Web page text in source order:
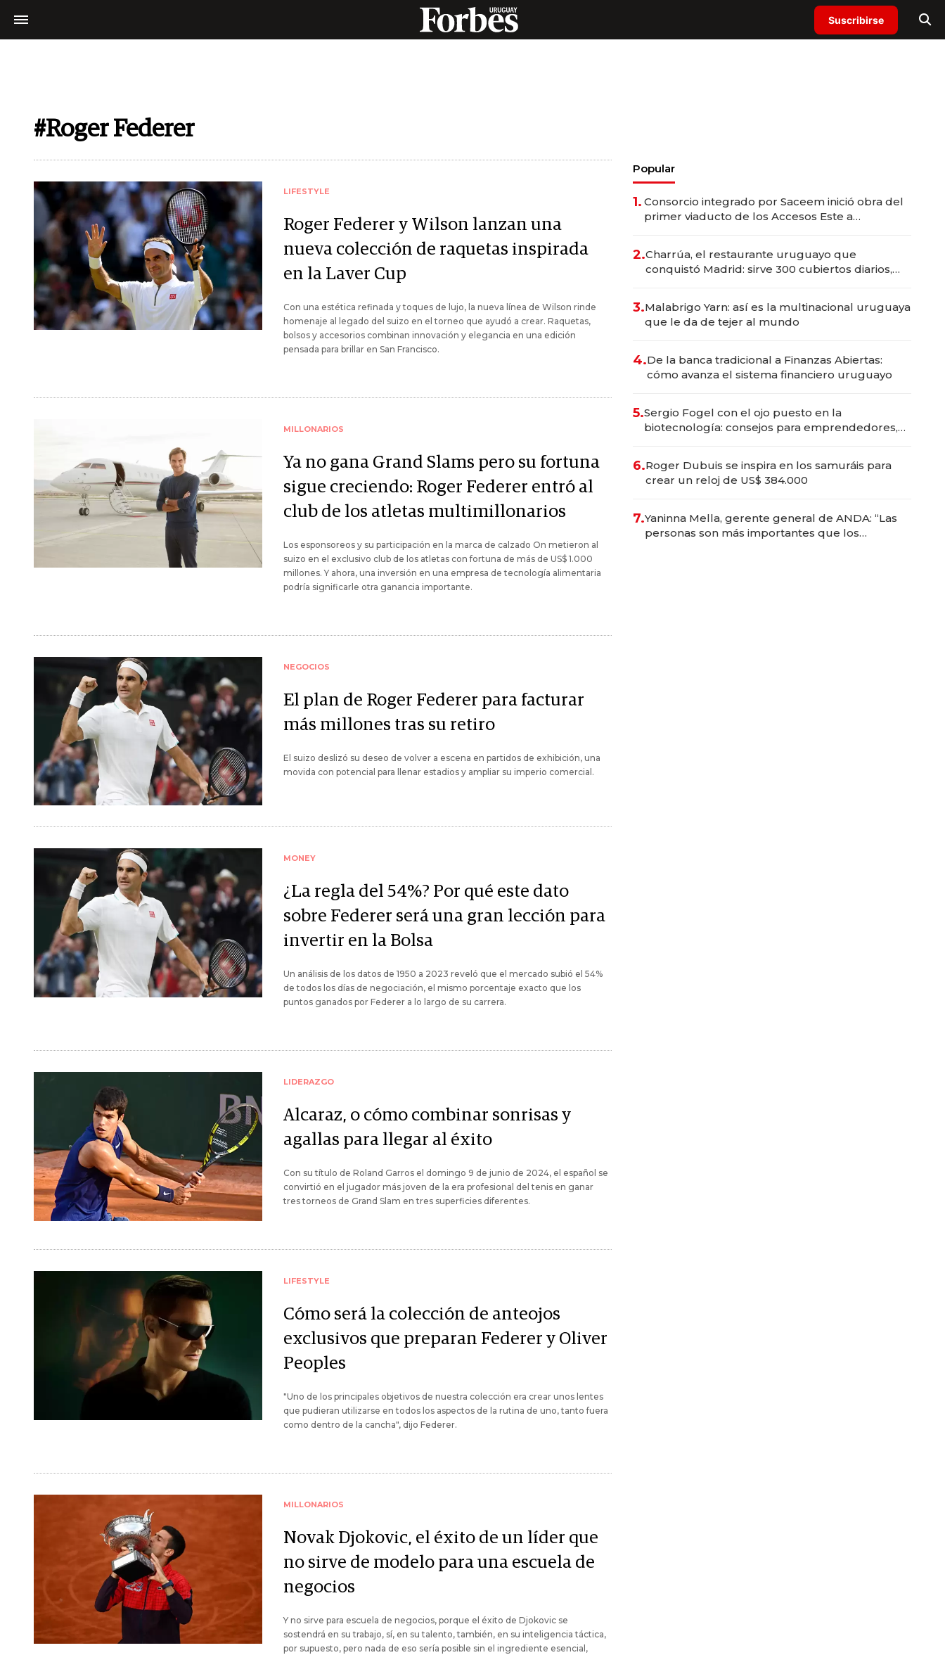
Suscribirse
#Roger Federer
LIFESTYLE
Roger Federer y Wilson lanzan una
nueva colección de raquetas inspirada
en la Laver Cup
Con una estética refinada y toques de lujo, la nueva línea de Wilson rinde
homenaje al legado del suizo en el torneo que ayudó a crear. Raquetas,
bolsos y accesorios combinan innovación y elegancia en una edición
pensada para brillar en San Francisco.
MILLONARIOS
Ya no gana Grand Slams pero su fortuna
sigue creciendo: Roger Federer entró al
club de los atletas multimillonarios
Los esponsoreos y su participación en la marca de calzado On metieron al
suizo en el exclusivo club de los atletas con fortuna de más de US$ 1.000
millones. Y ahora, una inversión en una empresa de tecnología alimentaria
podría significarle otra ganancia importante.
NEGOCIOS
El plan de Roger Federer para facturar
más millones tras su retiro
El suizo deslizó su deseo de volver a escena en partidos de exhibición, una
movida con potencial para llenar estadios y ampliar su imperio comercial.
MONEY
¿La regla del 54%? Por qué este dato
sobre Federer será una gran lección para
invertir en la Bolsa
Un análisis de los datos de 1950 a 2023 reveló que el mercado subió el 54%
de todos los días de negociación, el mismo porcentaje exacto que los
puntos ganados por Federer a lo largo de su carrera.
LIDERAZGO
Alcaraz, o cómo combinar sonrisas y
agallas para llegar al éxito
Con su título de Roland Garros el domingo 9 de junio de 2024, el español se
convirtió en el jugador más joven de la era profesional del tenis en ganar
tres torneos de Grand Slam en tres superficies diferentes.
LIFESTYLE
Cómo será la colección de anteojos
exclusivos que preparan Federer y Oliver
Peoples
"Uno de los principales objetivos de nuestra colección era crear unos lentes
que pudieran utilizarse en todos los aspectos de la rutina de uno, tanto fuera
como dentro de la cancha", dijo Federer.
MILLONARIOS
Novak Djokovic, el éxito de un líder que
no sirve de modelo para una escuela de
negocios
Y no sirve para escuela de negocios, porque el éxito de Djokovic se
sostendrá en su trabajo, sí, en su talento, también, en su inteligencia táctica,
por supuesto, pero nada de eso sería posible sin el ingrediente esencial,
Popular
1. Consorcio integrado por Saceem inició obra del
primer viaducto de los Accesos Este a
2.Charrúa, el restaurante uruguayo que
conquistó Madrid: sirve 300 cubiertos diarios,
3.Malabrigo Yarn: así es la multinacional uruguaya
que le da de tejer al mundo
4.De la banca tradicional a Finanzas Abiertas:
cómo avanza el sistema financiero uruguayo
5.Sergio Fogel con el ojo puesto en la
biotecnología: consejos para emprendedores,
6.Roger Dubuis se inspira en los samuráis para
crear un reloj de US$ 384.000
7.Yaninna Mella, gerente general de ANDA: “Las
personas son más importantes que los